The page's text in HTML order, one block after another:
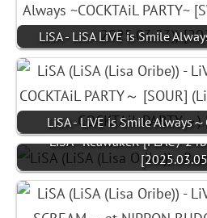
LiSA - LiSA LiVE is Smile
LiSA - LiVE is Smile Always
LiSA - ReawakeR [FLAC /